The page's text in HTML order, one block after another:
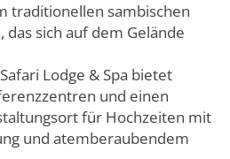
traditionellen sambischen
das sich auf dem Gelände
Lodge & Spa bietet
und einen
für Hochzeiten mit
und atemberaubendem